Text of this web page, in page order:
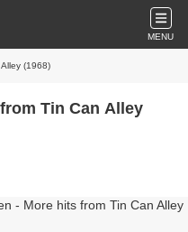
MENU
(1968)
Tin Can Alley